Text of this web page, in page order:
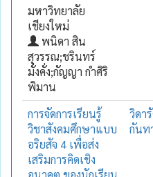
มหาวิทยาลัย
เชียงใหม่
พนิดา สิน
สุวรรณ;ชรินทร์
มั่งคั่ง;กัญญา กำศิริ
พิมาน
การจัดการเรียนรู้
วิชาสังคมศึกษาแบบ
อริยสัจ 4 เพื่อส่ง
เสริมการคิดเชิง
วิดา
กันท